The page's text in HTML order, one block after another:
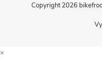
Copyright 2026
×